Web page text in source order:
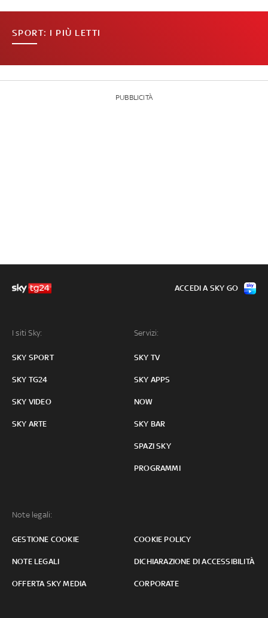
SPORT: I PIÙ LETTI
PUBBLICITÀ
I siti Sky:
SKY SPORT
SKY TG24
SKY VIDEO
SKY ARTE
Servizi:
SKY TV
SKY APPS
NOW
SKY BAR
SPAZI SKY
PROGRAMMI
Note legali:
GESTIONE COOKIE COOKIE POLICY
NOTE LEGALI DICHIARAZIONE DI ACCESSIBILITÀ
OFFERTA SKY MEDIA CORPORATE
ACCEDI A SKY GO